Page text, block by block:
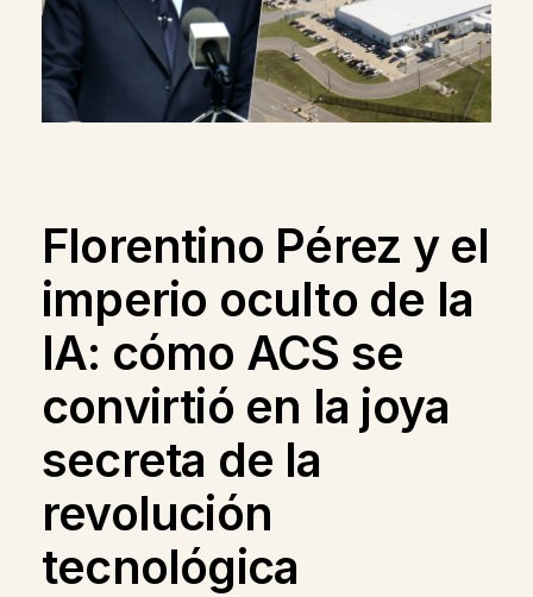
Florentino Pérez y el
imperio oculto de la
IA: cómo ACS se
convirtió en la joya
secreta de la
revolución
tecnológica